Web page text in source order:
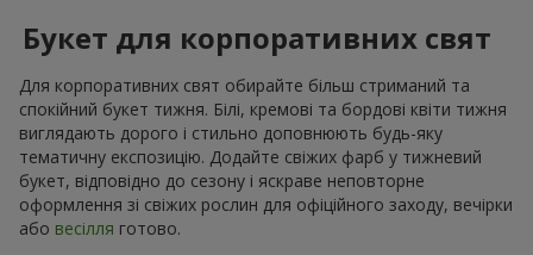
Букет для корпоративних свят
Для корпоративних свят обирайте більш стриманий та
спокійний букет тижня. Білі, кремові та бордові квіти тижня
виглядають дорого і стильно доповнюють будь-яку
тематичну експозицію. Додайте свіжих фарб у тижневий
букет, відповідно до сезону і яскраве неповторне
оформлення зі свіжих рослин для офіційного заходу, вечірки
або весілля готово.